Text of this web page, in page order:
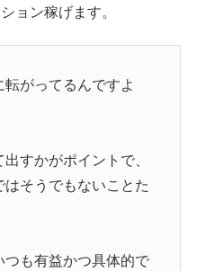
ョン稼げます。
がってるんですよ
すかがポイントで、
そうでもないことた
も有益かつ具体的で